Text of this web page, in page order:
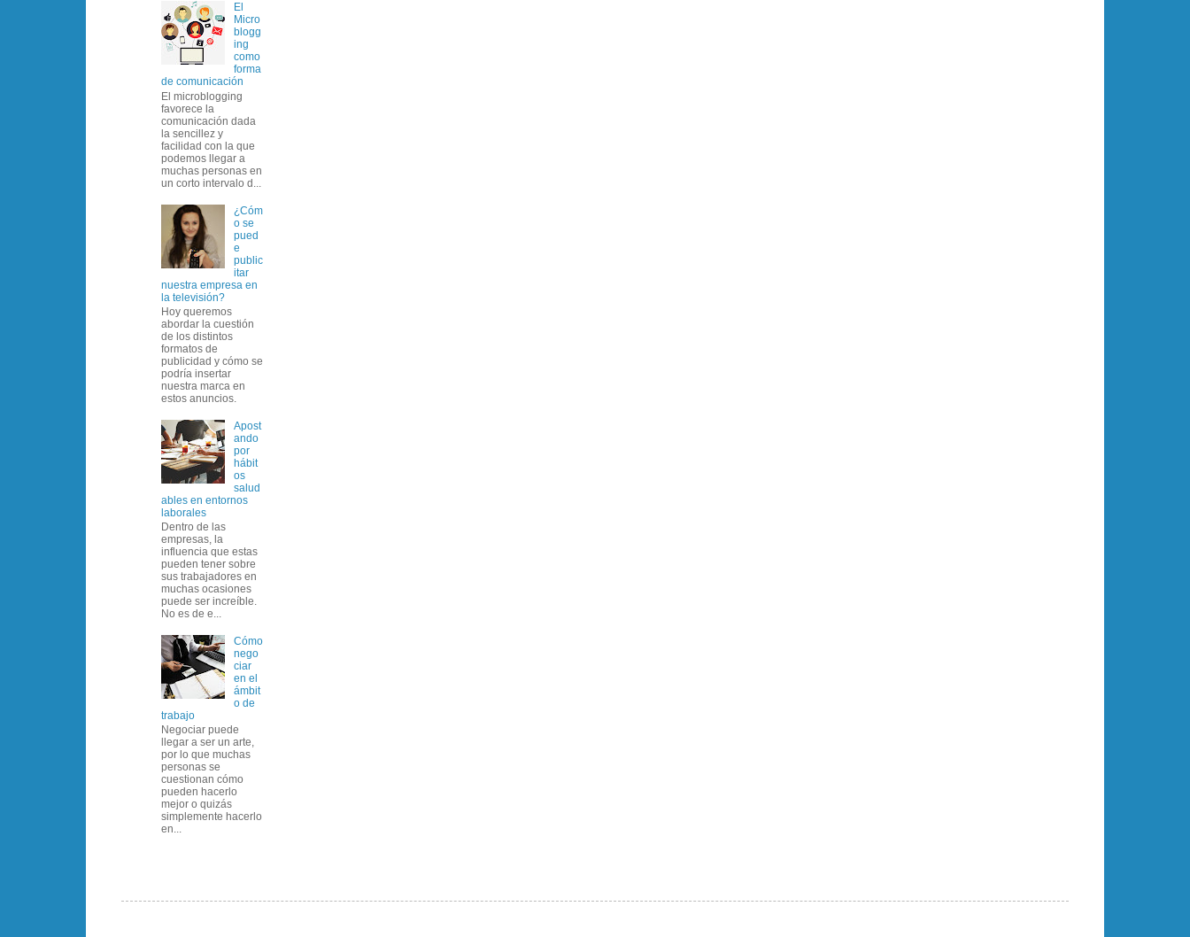
El
Micro
blogg
ing
como
forma
de comunicación
El microblogging
favorece la
comunicación dada
la sencillez y
facilidad con la que
podemos llegar a
muchas personas en
un corto intervalo d...
¿Cóm
o se
pued
e
public
itar
nuestra empresa en
la televisión?
Hoy queremos
abordar la cuestión
de los distintos
formatos de
publicidad y cómo se
podría insertar
nuestra marca en
estos anuncios.
Apost
ando
por
hábit
os
salud
ables en entornos
laborales
Dentro de las
empresas, la
influencia que estas
pueden tener sobre
sus trabajadores en
muchas ocasiones
puede ser increíble.
No es de e...
Cómo
nego
ciar
en el
ámbit
o de
trabajo
Negociar puede
llegar a ser un arte,
por lo que muchas
personas se
cuestionan cómo
pueden hacerlo
mejor o quizás
simplemente hacerlo
en...